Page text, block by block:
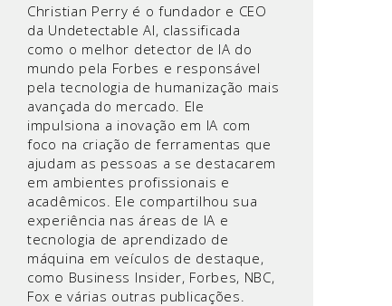
Christian Perry é o fundador e CEO
da Undetectable AI, classificada
como o melhor detector de IA do
mundo pela Forbes e responsável
pela tecnologia de humanização mais
avançada do mercado. Ele
impulsiona a inovação em IA com
foco na criação de ferramentas que
ajudam as pessoas a se destacarem
em ambientes profissionais e
acadêmicos. Ele compartilhou sua
experiência nas áreas de IA e
tecnologia de aprendizado de
máquina em veículos de destaque,
como Business Insider, Forbes, NBC,
Fox e várias outras publicações.